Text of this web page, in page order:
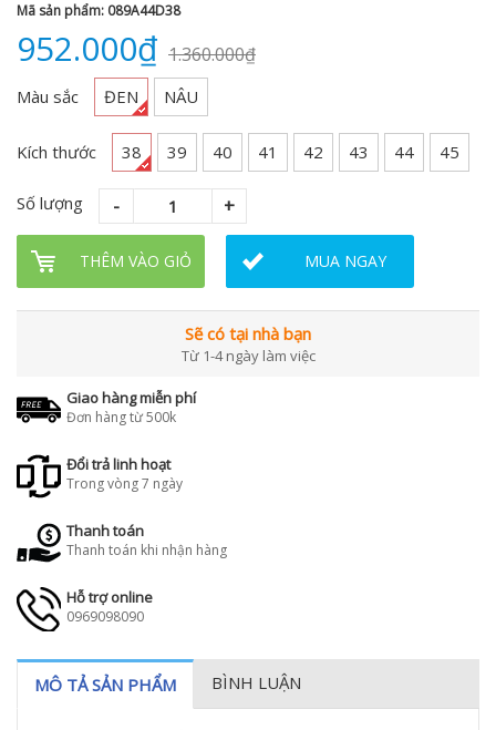
Mã sản phẩm: 089A44D38
952.000₫ 1.360.000₫
Màu sắc ĐEN NÂU
Kích thước 38 39 40 41 42 43 44 45
Số lượng
THÊM VÀO GIỎ MUA NGAY
Sẽ có tại nhà bạn
Từ 1-4 ngày làm việc
Giao hàng miễn phí
Đơn hàng từ 500k
Đổi trả linh hoạt
Trong vòng 7 ngày
Thanh toán
Thanh toán khi nhận hàng
Hỗ trợ online
0969098090
MÔ TẢ SẢN PHẨM BÌNH LUẬN